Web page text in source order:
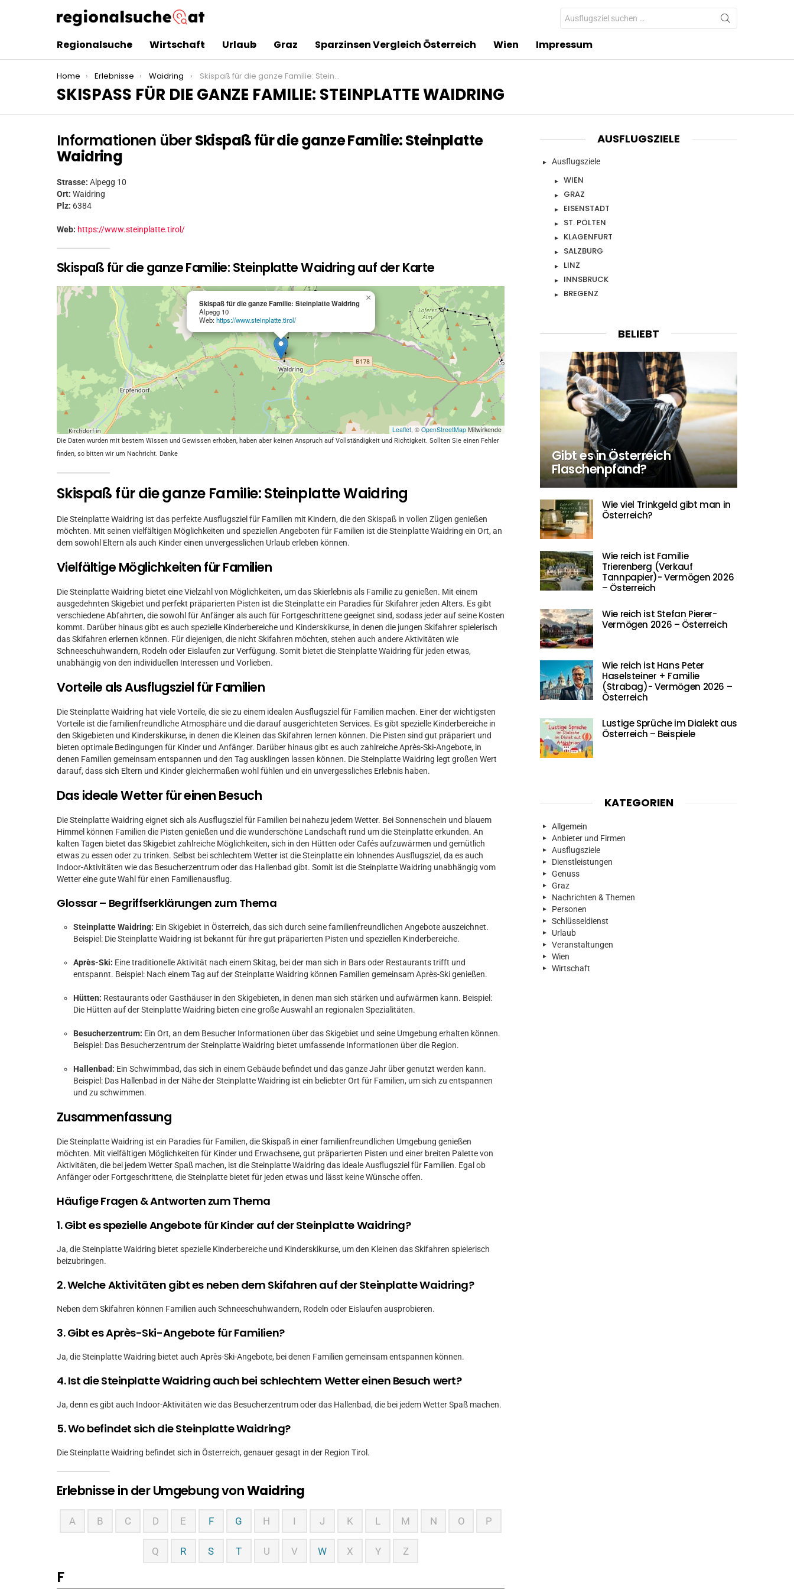
Search
for:
Regionalsuche Wirtschaft Urlaub Graz Sparzinsen Vergleich Österreich Wien Impressum
You are here:
Home Erlebnisse Waidring Skispaß für die ganze Familie: Steinplatte Waidring
SKISPASS FÜR DIE GANZE FAMILIE: STEINPLATTE WAIDRING
Informationen überSkispaß für die ganze Familie: Steinplatte
Waidring
Strasse: Alpegg 10
Ort: Waidring
Plz: 6384
Web: https://www.steinplatte.tirol/
Skispaß für die ganze Familie: Steinplatte Waidring auf der Karte
Skispaß für die ganze Familie: Steinplatte Waidring
Alpegg 10
Web:https://www.steinplatte.tirol/
×
Leaflet, © OpenStreetMap Mitwirkende
Die Daten wurden mit bestem Wissen und Gewissen erhoben, haben aber keinen Anspruch auf Vollständigkeit und Richtigkeit. Sollten Sie einen Fehler
finden, so bitten wir um Nachricht. Danke
Skispaß für die ganze Familie: Steinplatte Waidring
Die Steinplatte Waidring ist das perfekte Ausflugsziel für Familien mit Kindern, die den Skispaß in vollen Zügen genießen
möchten. Mit seinen vielfältigen Möglichkeiten und speziellen Angeboten für Familien ist die Steinplatte Waidring ein Ort, an
dem sowohl Eltern als auch Kinder einen unvergesslichen Urlaub erleben können.
Vielfältige Möglichkeiten für Familien
Die Steinplatte Waidring bietet eine Vielzahl von Möglichkeiten, um das Skierlebnis als Familie zu genießen. Mit einem
ausgedehnten Skigebiet und perfekt präparierten Pisten ist die Steinplatte ein Paradies für Skifahrer jeden Alters. Es gibt
verschiedene Abfahrten, die sowohl für Anfänger als auch für Fortgeschrittene geeignet sind, sodass jeder auf seine Kosten
kommt. Darüber hinaus gibt es auch spezielle Kinderbereiche und Kinderskikurse, in denen die jungen Skifahrer spielerisch
das Skifahren erlernen können. Für diejenigen, die nicht Skifahren möchten, stehen auch andere Aktivitäten wie
Schneeschuhwandern, Rodeln oder Eislaufen zur Verfügung. Somit bietet die Steinplatte Waidring für jeden etwas,
unabhängig von den individuellen Interessen und Vorlieben.
Vorteile als Ausflugsziel für Familien
Die Steinplatte Waidring hat viele Vorteile, die sie zu einem idealen Ausflugsziel für Familien machen. Einer der wichtigsten
Vorteile ist die familienfreundliche Atmosphäre und die darauf ausgerichteten Services. Es gibt spezielle Kinderbereiche in
den Skigebieten und Kinderskikurse, in denen die Kleinen das Skifahren lernen können. Die Pisten sind gut präpariert und
bieten optimale Bedingungen für Kinder und Anfänger. Darüber hinaus gibt es auch zahlreiche Après-Ski-Angebote, in
denen Familien gemeinsam entspannen und den Tag ausklingen lassen können. Die Steinplatte Waidring legt großen Wert
darauf, dass sich Eltern und Kinder gleichermaßen wohl fühlen und ein unvergessliches Erlebnis haben.
Das ideale Wetter für einen Besuch
Die Steinplatte Waidring eignet sich als Ausflugsziel für Familien bei nahezu jedem Wetter. Bei Sonnenschein und blauem
Himmel können Familien die Pisten genießen und die wunderschöne Landschaft rund um die Steinplatte erkunden. An
kalten Tagen bietet das Skigebiet zahlreiche Möglichkeiten, sich in den Hütten oder Cafés aufzuwärmen und gemütlich
etwas zu essen oder zu trinken. Selbst bei schlechtem Wetter ist die Steinplatte ein lohnendes Ausflugsziel, da es auch
Indoor-Aktivitäten wie das Besucherzentrum oder das Hallenbad gibt. Somit ist die Steinplatte Waidring unabhängig vom
Wetter eine gute Wahl für einen Familienausflug.
Glossar – Begriffserklärungen zum Thema
Steinplatte Waidring: Ein Skigebiet in Österreich, das sich durch seine familienfreundlichen Angebote auszeichnet.
Beispiel: Die Steinplatte Waidring ist bekannt für ihre gut präparierten Pisten und speziellen Kinderbereiche.
Après-Ski: Eine traditionelle Aktivität nach einem Skitag, bei der man sich in Bars oder Restaurants trifft und
entspannt. Beispiel: Nach einem Tag auf der Steinplatte Waidring können Familien gemeinsam Après-Ski genießen.
Hütten: Restaurants oder Gasthäuser in den Skigebieten, in denen man sich stärken und aufwärmen kann. Beispiel:
Die Hütten auf der Steinplatte Waidring bieten eine große Auswahl an regionalen Spezialitäten.
Besucherzentrum: Ein Ort, an dem Besucher Informationen über das Skigebiet und seine Umgebung erhalten können.
Beispiel: Das Besucherzentrum der Steinplatte Waidring bietet umfassende Informationen über die Region.
Hallenbad: Ein Schwimmbad, das sich in einem Gebäude befindet und das ganze Jahr über genutzt werden kann.
Beispiel: Das Hallenbad in der Nähe der Steinplatte Waidring ist ein beliebter Ort für Familien, um sich zu entspannen
und zu schwimmen.
Zusammenfassung
Die Steinplatte Waidring ist ein Paradies für Familien, die Skispaß in einer familienfreundlichen Umgebung genießen
möchten. Mit vielfältigen Möglichkeiten für Kinder und Erwachsene, gut präparierten Pisten und einer breiten Palette von
Aktivitäten, die bei jedem Wetter Spaß machen, ist die Steinplatte Waidring das ideale Ausflugsziel für Familien. Egal ob
Anfänger oder Fortgeschrittene, die Steinplatte bietet für jeden etwas und lässt keine Wünsche offen.
Häufige Fragen & Antworten zum Thema
1. Gibt es spezielle Angebote für Kinder auf der Steinplatte Waidring?
Ja, die Steinplatte Waidring bietet spezielle Kinderbereiche und Kinderskikurse, um den Kleinen das Skifahren spielerisch
beizubringen.
2. Welche Aktivitäten gibt es neben dem Skifahren auf der Steinplatte Waidring?
Neben dem Skifahren können Familien auch Schneeschuhwandern, Rodeln oder Eislaufen ausprobieren.
3. Gibt es Après-Ski-Angebote für Familien?
Ja, die Steinplatte Waidring bietet auch Après-Ski-Angebote, bei denen Familien gemeinsam entspannen können.
4. Ist die Steinplatte Waidring auch bei schlechtem Wetter einen Besuch wert?
Ja, denn es gibt auch Indoor-Aktivitäten wie das Besucherzentrum oder das Hallenbad, die bei jedem Wetter Spaß machen.
5. Wo befindet sich die Steinplatte Waidring?
Die Steinplatte Waidring befindet sich in Österreich, genauer gesagt in der Region Tirol.
Erlebnisse in der Umgebung vonWaidring
A B C D E F G H I J K L M N O P
Q R S T U V W X Y Z
F
AUSFLUGSZIELE
Ausflugsziele
WIEN
GRAZ
EISENSTADT
ST. PÖLTEN
KLAGENFURT
SALZBURG
LINZ
INNSBRUCK
BREGENZ
BELIEBT
Gibt es in Österreich
Flaschenpfand?
Wie viel Trinkgeld gibt man in
Österreich?
Wie reich ist Familie
Trierenberg (Verkauf
Tannpapier)- Vermögen 2026
– Österreich
Wie reich ist Stefan Pierer-
Vermögen 2026 – Österreich
Wie reich ist Hans Peter
Haselsteiner + Familie
(Strabag)- Vermögen 2026 –
Österreich
Lustige Sprüche im Dialekt aus
Österreich – Beispiele
KATEGORIEN
Allgemein
Anbieter und Firmen
Ausflugsziele
Dienstleistungen
Genuss
Graz
Nachrichten & Themen
Personen
Schlüsseldienst
Urlaub
Veranstaltungen
Wien
Wirtschaft